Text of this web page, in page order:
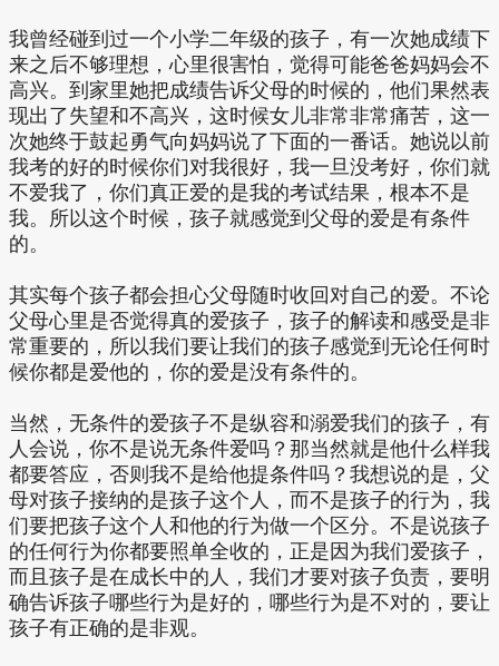
我曾经碰到过一个小学二年级的孩子，有一次她成绩下
来之后不够理想，心里很害怕，觉得可能爸爸妈妈会不
高兴。到家里她把成绩告诉父母的时候的，他们果然表
现出了失望和不高兴，这时候女儿非常非常痛苦，这一
次她终于鼓起勇气向妈妈说了下面的一番话。她说以前
我考的好的时候你们对我很好，我一旦没考好，你们就
不爱我了，你们真正爱的是我的考试结果，根本不是
我。所以这个时候，孩子就感觉到父母的爱是有条件
的。
其实每个孩子都会担心父母随时收回对自己的爱。不论
父母心里是否觉得真的爱孩子，孩子的解读和感受是非
常重要的，所以我们要让我们的孩子感觉到无论任何时
候你都是爱他的，你的爱是没有条件的。
当然，无条件的爱孩子不是纵容和溺爱我们的孩子，有
人会说，你不是说无条件爱吗？那当然就是他什么样我
都要答应，否则我不是给他提条件吗？我想说的是，父
母对孩子接纳的是孩子这个人，而不是孩子的行为，我
们要把孩子这个人和他的行为做一个区分。不是说孩子
的任何行为你都要照单全收的，正是因为我们爱孩子，
而且孩子是在成长中的人，我们才要对孩子负责，要明
确告诉孩子哪些行为是好的，哪些行为是不对的，要让
孩子有正确的是非观。